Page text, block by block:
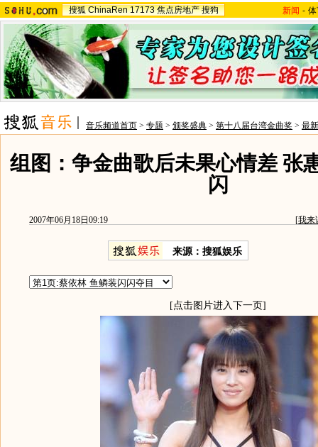
搜狐 ChinaRen 17173 焦点房地产 搜狗 新闻 -
音乐频道首页 > 专题 > 颁奖盛典 > 第十八届台湾金曲奖 > 最
组图：争金曲歌后未果心情差 张
闪
2007年06月18日09:19 [我来
来源：搜狐娱乐
[点击图片进入下一页]